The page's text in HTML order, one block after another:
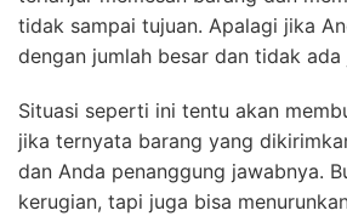
tidak sampai tujuan. Apalagi jika
dengan jumlah besar dan tidak ada
Situasi seperti ini tentu akan
jika ternyata barang yang
dan Anda penanggung jawabnya.
kerugian, tapi juga bisa